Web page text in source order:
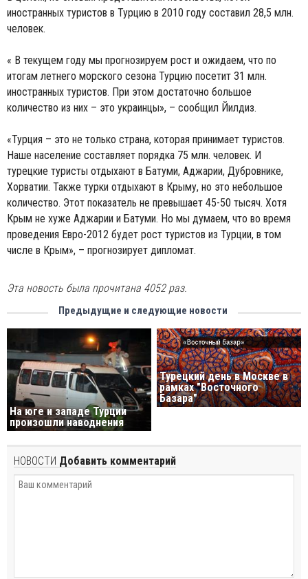
иностранных туристов в Турцию в 2010 году составил 28,5 млн.
человек.
« В текущем году мы прогнозируем рост и ожидаем, что по
итогам летнего морского сезона Турцию посетит 31 млн.
иностранных туристов. При этом достаточно большое
количество из них – это украинцы», – сообщил Йилдиз.
«Турция – это не только страна, которая принимает туристов.
Наше население составляет порядка 75 млн. человек. И
турецкие туристы отдыхают в Батуми, Аджарии, Дубровнике,
Хорватии. Также турки отдыхают в Крыму, но это небольшое
количество. Этот показатель не превышает 45-50 тысяч. Хотя
Крым не хуже Аджарии и Батуми. Но мы думаем, что во время
проведения Евро-2012 будет рост туристов из Турции, в том
числе в Крым», – прогнозирует дипломат.
Эта новость была прочитана 4052 раз.
Предыдущие и следующие новости
На юге и западе Турции
произошли наводнения
Турецкий день в Москве в
рамках "Восточного
Базара"
НОВОСТИ Добавить комментарий